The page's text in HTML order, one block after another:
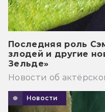
Последняя роль
злодей и другие
Зельде»
Новости об
Новости